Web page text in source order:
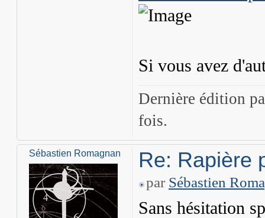
Si vous avez
Dernière édition
fois.
Sébastien Romagnan Re: Rapière
par Sébastien
Sans hésitation